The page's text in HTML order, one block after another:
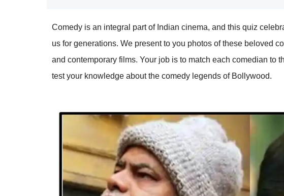
Comedy is an integral part of Indian cinema, and this quiz
us for generations. We present to you photos of these beloved
and contemporary films. Your job is to match each comedian to
test your knowledge about the comedy legends of Bollywood.